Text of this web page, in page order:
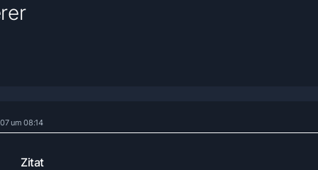
um 08:14
Zitat